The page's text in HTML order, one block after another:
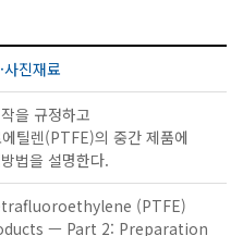
사진재료
을 규정하고
틸렌(PTFE)의 중간 제품에
법을 설명한다.
(PTFE)
ㅡ Part 2: Preparation